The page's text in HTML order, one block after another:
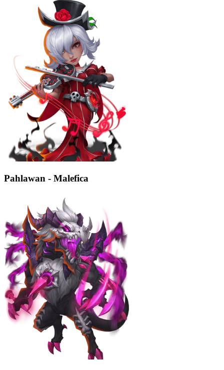
Pahlawan - Malefica